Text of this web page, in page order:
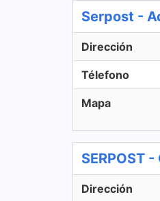
Serpost -
Dirección
Télefono
Mapa
SERPOST
Dirección